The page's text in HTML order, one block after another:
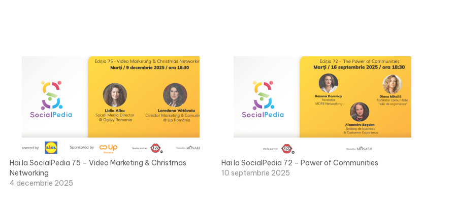
Hai la SocialPedia 75 – Video Marketing & Christmas
Networking
4 decembrie 2025
Hai la SocialPedia 72 – Power of Communities
10 septembrie 2025